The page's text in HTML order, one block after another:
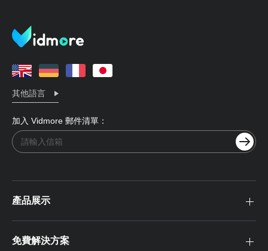
其他語言
加入 Vidmore 郵件清單：
產品展示
免費解決方案